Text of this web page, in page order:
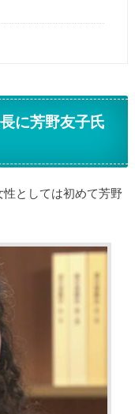
に芳野友子氏
としては初めて芳野